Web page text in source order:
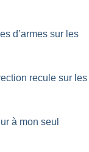
d’armes sur les
recule sur les
à mon seul